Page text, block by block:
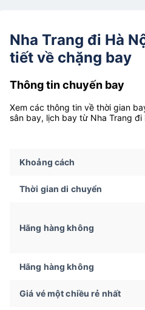
Nha Trang đi Hà
tiết về chặng bay
Thông tin chuyến bay
Xem các thông tin về thời gian
sân bay, lịch bay từ Nha Trang đi
Khoảng cách
Thời gian di chuyển
Hãng hàng không
Hãng hàng không
Giá vé một chiều rẻ nhất